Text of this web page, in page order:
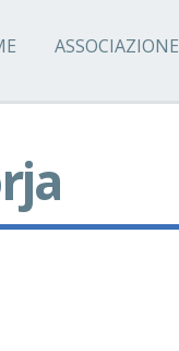
ASSOCIAZIONE